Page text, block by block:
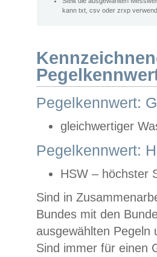
kann txt, csv oder zrxp
Pegelkennwert:
gleichwertiger
Pegelkennwert:
HSW – höchster
Sind in
Bundes mit den
ausgewählten
Sind immer für einen